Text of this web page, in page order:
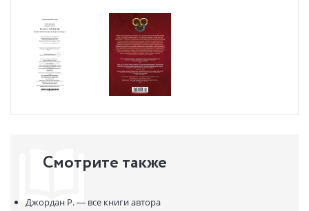
Смотрите также
Джордан Р. — все книги автора